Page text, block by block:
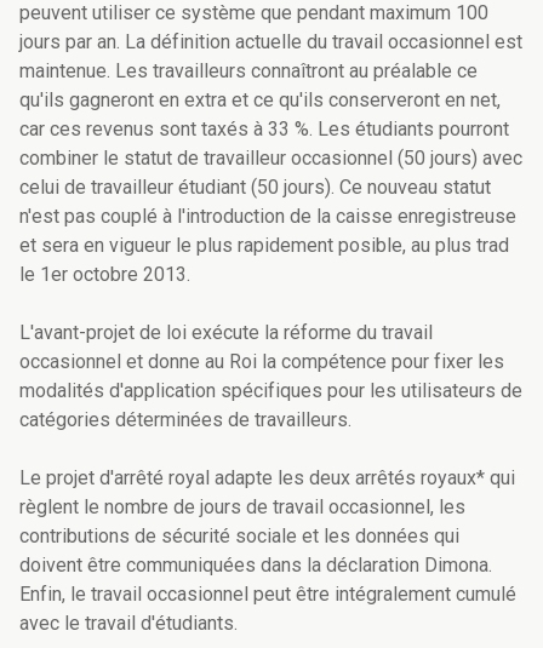
peuvent utiliser ce système que pendant maximum 100
jours par an. La définition actuelle du travail occasionnel est
maintenue. Les travailleurs connaîtront au préalable ce
qu'ils gagneront en extra et ce qu'ils conserveront en net,
car ces revenus sont taxés à 33 %. Les étudiants pourront
combiner le statut de travailleur occasionnel (50 jours) avec
celui de travailleur étudiant (50 jours). Ce nouveau statut
n'est pas couplé à l'introduction de la caisse enregistreuse
et sera en vigueur le plus rapidement posible, au plus trad
le 1er octobre 2013.
L'avant-projet de loi exécute la réforme du travail
occasionnel et donne au Roi la compétence pour fixer les
modalités d'application spécifiques pour les utilisateurs de
catégories déterminées de travailleurs.
Le projet d'arrêté royal adapte les deux arrêtés royaux* qui
règlent le nombre de jours de travail occasionnel, les
contributions de sécurité sociale et les données qui
doivent être communiquées dans la déclaration Dimona.
Enfin, le travail occasionnel peut être intégralement cumulé
avec le travail d'étudiants.